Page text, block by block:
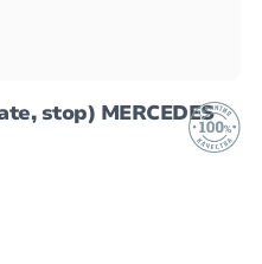
stop) MERCEDES